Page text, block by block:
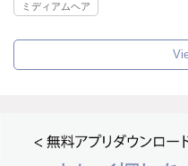
ミディアムヘア